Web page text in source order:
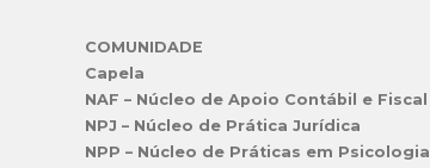
COMUNIDADE
Capela
NAF – Núcleo de Apoio Contábil e Fiscal
NPJ – Núcleo de Prática Jurídica
NPP – Núcleo de Práticas em Psicologia